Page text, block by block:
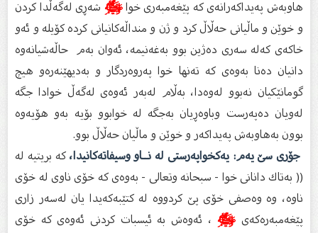
هاوبەش پەیداكەرانەى كە پێغەمبەرى خواﷺشەڕى لەگەڵدا كردن
و خوێن و ماڵیانى حەڵاڵ كرد و ژن و منداڵەكانیانى كردە كۆیلە و ئەو
خاكەى كەلە سەرى دەژین بوو بەغەنیمە، ئەوان بەم حاڵەشیانەوە
دانیان دەنا بەوەى كە تەنها خوا پەروەردگار و بەدیهێنەرەو هیچ
گومانێكیان نەبوو لەوەدا، بەڵام لەبەر ئەوەى لەگەڵ خوادا جگە
لەویان دەپەرست وباوەڕیان بەجگە لە خوابوو بۆیە بەو هۆیەوە
بوون بەهاوبەش پەیداكەر و خوێن و ماڵیان حەڵاڵ بوو.
جۆرى سێ یەم: یەكخواپەرستى لە نــاو وسیفاتەكانیدا،كە بریتیە لە
(( بەتاك دانانى خوا - سبحانە وتعالى - بەوەى كە خۆى ناوى لە خۆى
ناوە، وە وەصفی خۆى پێ كردووە لە كتێبەكەیدا یان لەسەر زارى
پێغەمبەرەكەىﷺ، ئەوەش بە ئیسبات كردنى ئەوەى كە خۆى